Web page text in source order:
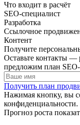
Что входит в расчёт
SEO-специалист
Разработка
Ссылочное
Контент
Получите
Оставьте контакты —
предложим план
Получить план
Нажимая кнопку, вы
конфиденциальности.
Прогноз роста